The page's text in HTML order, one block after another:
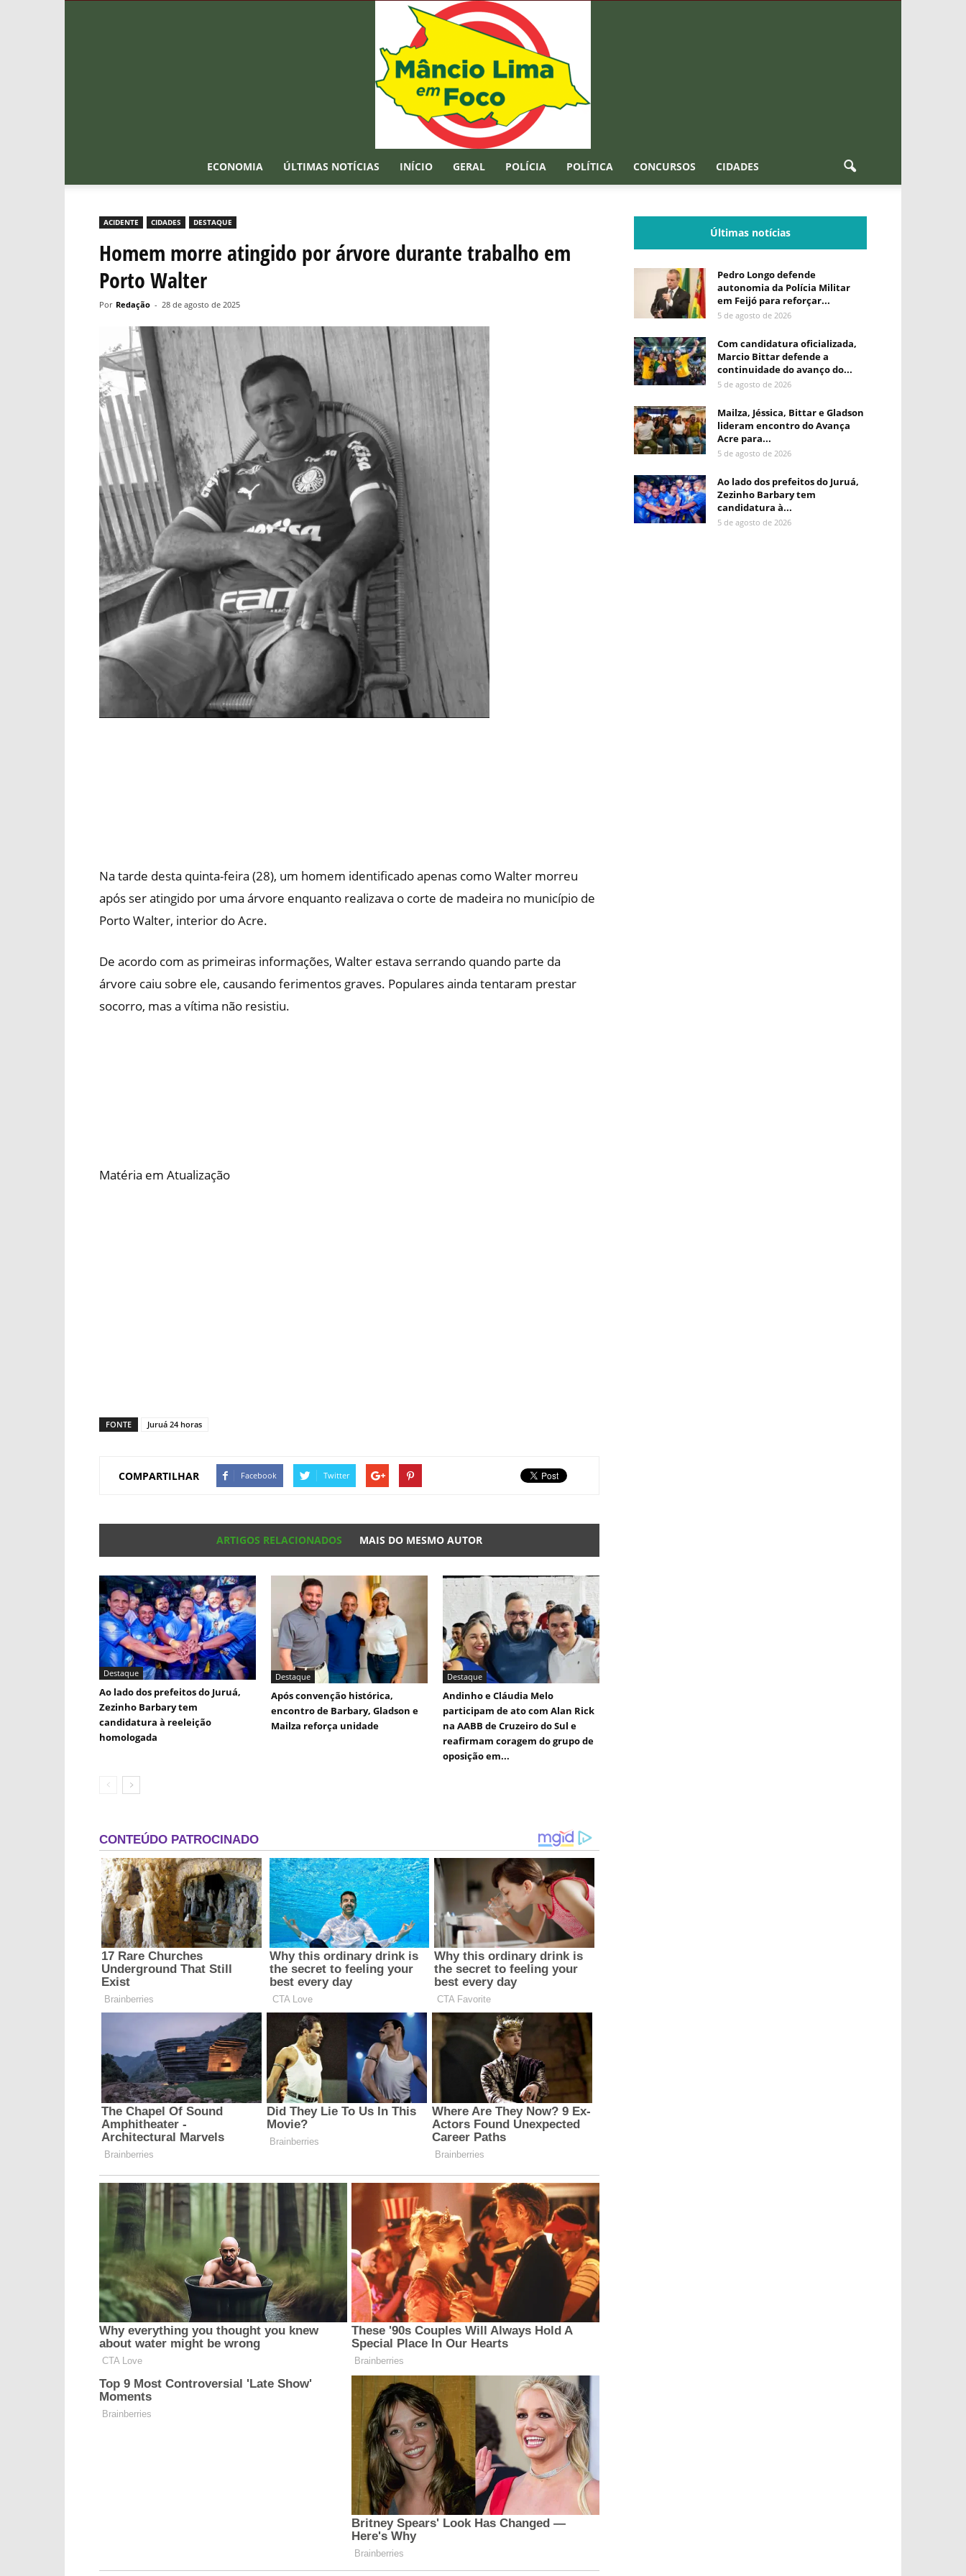
Foco
ECONOMIA ÚLTIMAS NOTÍCIAS INÍCIO GERAL POLÍCIA POLÍTICA CONCURSOS CIDADES
ACIDENTE CIDADES DESTAQUE
Homem morre atingido por árvore durante trabalho em
Porto Walter
Por Redação - 28 de agosto de 2025
Na tarde desta quinta-feira (28), um homem identificado apenas como Walter morreu
após ser atingido por uma árvore enquanto realizava o corte de madeira no município de
Porto Walter, interior do Acre.
De acordo com as primeiras informações, Walter estava serrando quando parte da
árvore caiu sobre ele, causando ferimentos graves. Populares ainda tentaram prestar
socorro, mas a vítima não resistiu.
Matéria em Atualização
FONTE Juruá 24 horas
COMPARTILHAR Facebook Twitter
ARTIGOS RELACIONADOS MAIS DO MESMO AUTOR
Destaque
Ao lado dos prefeitos do Juruá,
Zezinho Barbary tem
candidatura à reeleição
homologada
Destaque
Após convenção histórica,
encontro de Barbary, Gladson e
Mailza reforça unidade
Destaque
Andinho e Cláudia Melo
participam de ato com Alan Rick
na AABB de Cruzeiro do Sul e
reafirmam coragem do grupo de
oposição em...
Últimas notícias
Pedro Longo defende
autonomia da Polícia Militar
em Feijó para reforçar...
5 de agosto de 2026
Com candidatura oficializada,
Marcio Bittar defende a
continuidade do avanço do...
5 de agosto de 2026
Mailza, Jéssica, Bittar e Gladson
lideram encontro do Avança
Acre para...
5 de agosto de 2026
Ao lado dos prefeitos do Juruá,
Zezinho Barbary tem
candidatura à...
5 de agosto de 2026